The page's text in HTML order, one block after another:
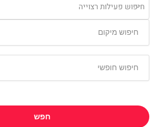
חיפוש פעילות רצוייה
חפש